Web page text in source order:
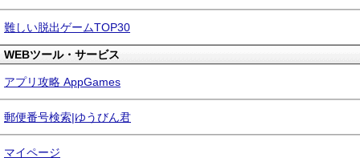
難しい脱出ゲームTOP30
WEBツール・サービス
アプリ攻略 AppGames
郵便番号検索|ゆうびん君
マイページ